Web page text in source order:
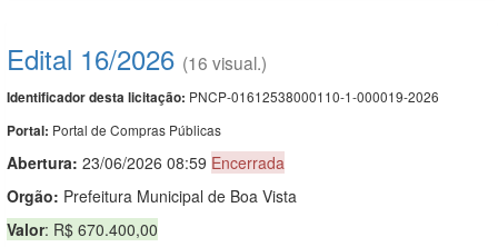
Edital 16/2026 (16 visual.)
Identificador desta licitação: PNCP-01612538000110-1-000019-2026
Portal: Portal de Compras Públicas
Abertura: 23/06/2026 08:59 Encerrada
Orgão: Prefeitura Municipal de Boa Vista
Valor: R$ 670.400,00